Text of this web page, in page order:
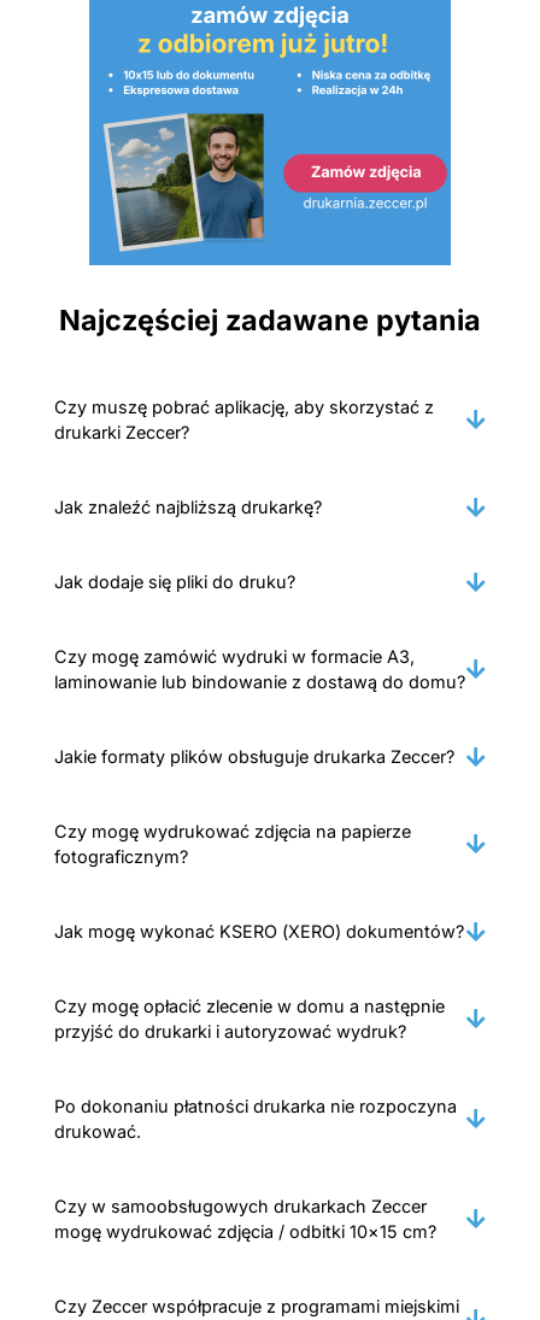
Najczęściej zadawane pytania
Czy muszę pobrać aplikację, aby skorzystać z
drukarki Zeccer?
Jak znaleźć najbliższą drukarkę?
Jak dodaje się pliki do druku?
Czy mogę zamówić wydruki w formacie A3,
laminowanie lub bindowanie z dostawą do domu?
Jakie formaty plików obsługuje drukarka Zeccer?
Czy mogę wydrukować zdjęcia na papierze
fotograficznym?
Jak mogę wykonać KSERO (XERO) dokumentów?
Czy mogę opłacić zlecenie w domu a następnie
przyjść do drukarki i autoryzować wydruk?
Po dokonaniu płatności drukarka nie rozpoczyna
drukować.
Czy w samoobsługowych drukarkach Zeccer
mogę wydrukować zdjęcia / odbitki 10×15 cm?
Czy Zeccer współpracuje z programami miejskimi